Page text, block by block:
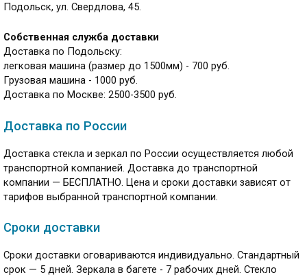
Подольск, ул. Свердлова, 45.
Собственная служба доставки
Доставка по Подольску:
легковая машина (размер до 1500мм) - 700 руб.
Грузовая машина - 1000 руб.
Доставка по Москве: 2500-3500 руб.
Доставка по России
Доставка стекла и зеркал по России осуществляется любой
транспортной компанией. Доставка до транспортной
компании — БЕСПЛАТНО. Цена и сроки доставки зависят от
тарифов выбранной транспортной компании.
Сроки доставки
Сроки доставки оговариваются индивидуально. Стандартный
срок — 5 дней. Зеркала в багете - 7 рабочих дней. Стекло